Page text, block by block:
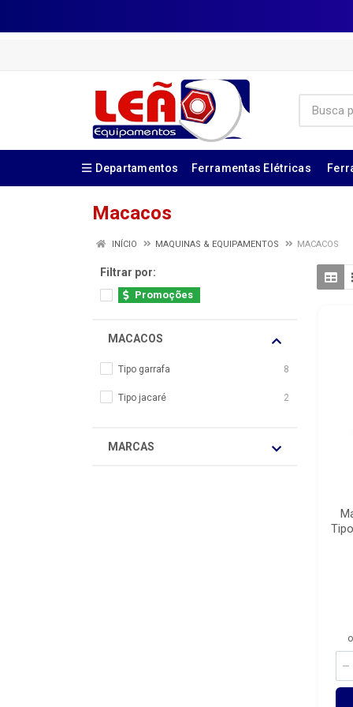
Departamentos Ferramentas Elétricas
Macacos
INÍCIO MAQUINAS & EQUIPAMENTOS MACACOS
Filtrar por:
Promoções
MACACOS
Tipo garrafa 8
Tipo jacaré 2
MARCAS